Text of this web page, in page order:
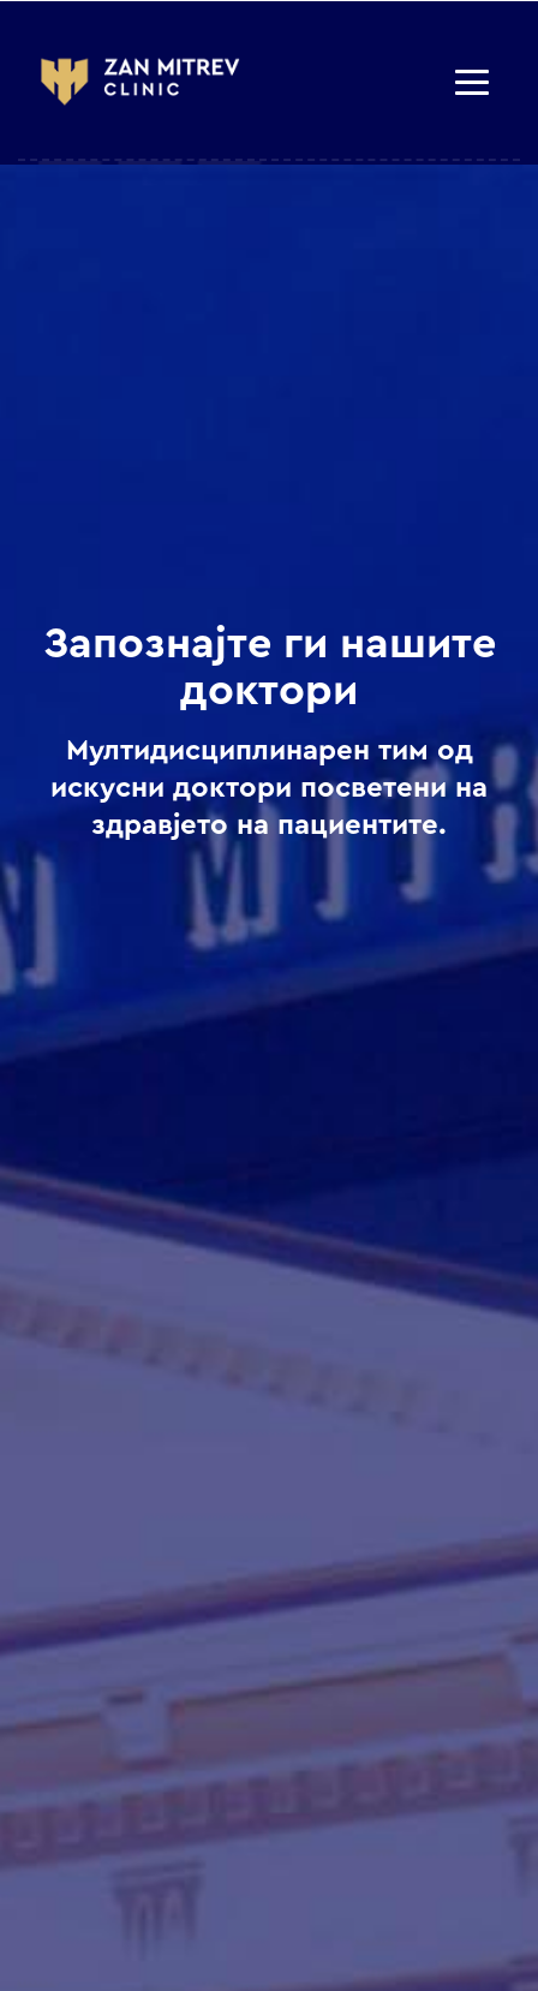
Запознајте ги нашите
доктори
Мултидисциплинарен тим од
искусни доктори посветени на
здравјето на пациентите.